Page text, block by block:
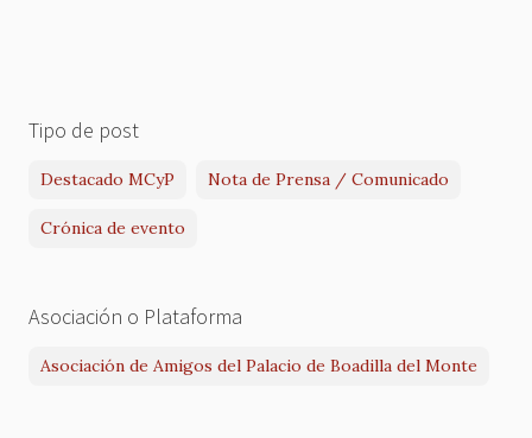
Tipo de post
Destacado MCyP Nota de Prensa / Comunicado
Crónica de evento
Asociación o Plataforma
Asociación de Amigos del Palacio de Boadilla del Monte